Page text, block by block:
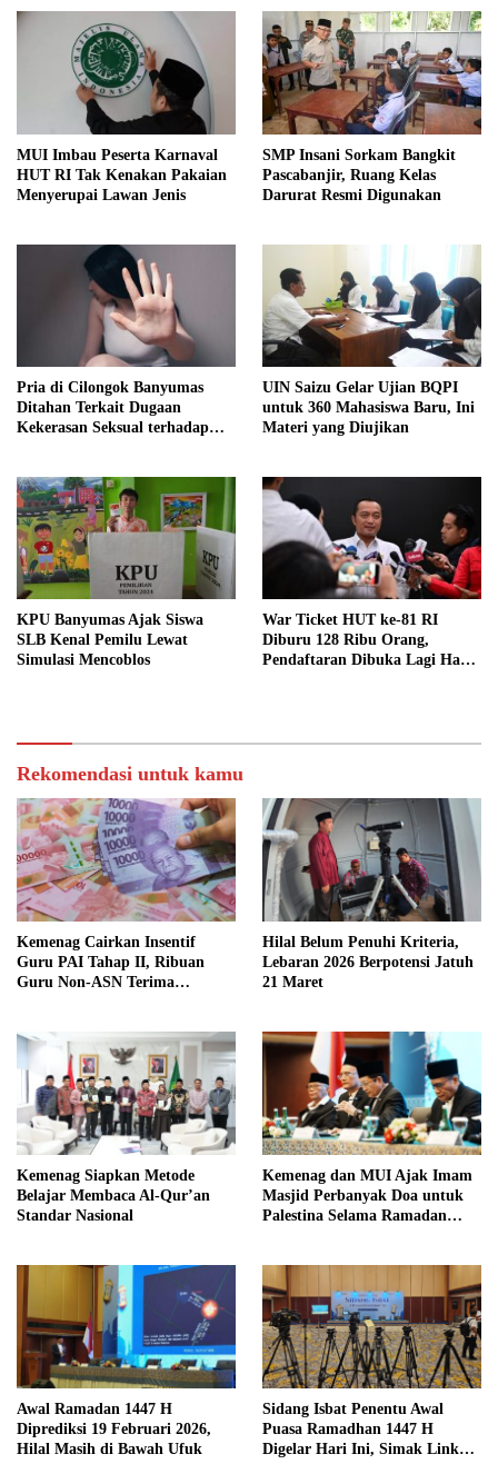
MUI Imbau Peserta Karnaval
HUT RI Tak Kenakan Pakaian
Menyerupai Lawan Jenis
SMP Insani Sorkam Bangkit
Pascabanjir, Ruang Kelas
Darurat Resmi Digunakan
Pria di Cilongok Banyumas
Ditahan Terkait Dugaan
Kekerasan Seksual terhadap
UIN Saizu Gelar Ujian BQPI
untuk 360 Mahasiswa Baru, Ini
Materi yang Diujikan
KPU Banyumas Ajak Siswa
SLB Kenal Pemilu Lewat
Simulasi Mencoblos
War Ticket HUT ke-81 RI
Diburu 128 Ribu Orang,
Pendaftaran Dibuka Lagi Hari
Rekomendasi untuk kamu
Kemenag Cairkan Insentif
Guru PAI Tahap II, Ribuan
Guru Non-ASN Terima
Hilal Belum Penuhi Kriteria,
Lebaran 2026 Berpotensi Jatuh
21 Maret
Kemenag Siapkan Metode
Belajar Membaca Al-Qur’an
Standar Nasional
Kemenag dan MUI Ajak Imam
Masjid Perbanyak Doa untuk
Palestina Selama Ramadan
Awal Ramadan 1447 H
Diprediksi 19 Februari 2026,
Hilal Masih di Bawah Ufuk
Sidang Isbat Penentu Awal
Puasa Ramadhan 1447 H
Digelar Hari Ini, Simak Link